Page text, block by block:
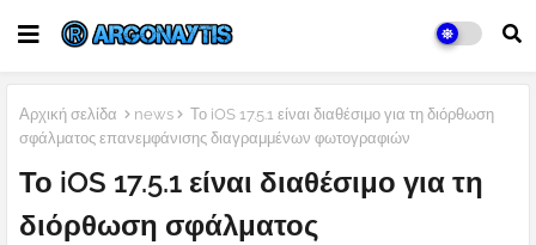
Αρχική σελίδα news
Το iOS 17.5.1 είναι διαθέσιμο για τη διόρθωση
σφάλματος επανεμφάνισης διαγραμμένων φωτογραφιών
Το iOS 17.5.1 είναι διαθέσιμο για τη
διόρθωση σφάλματος